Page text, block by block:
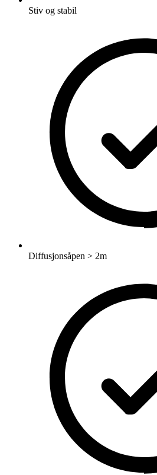
Stiv og stabil
Diffusjonsåpen > 2m